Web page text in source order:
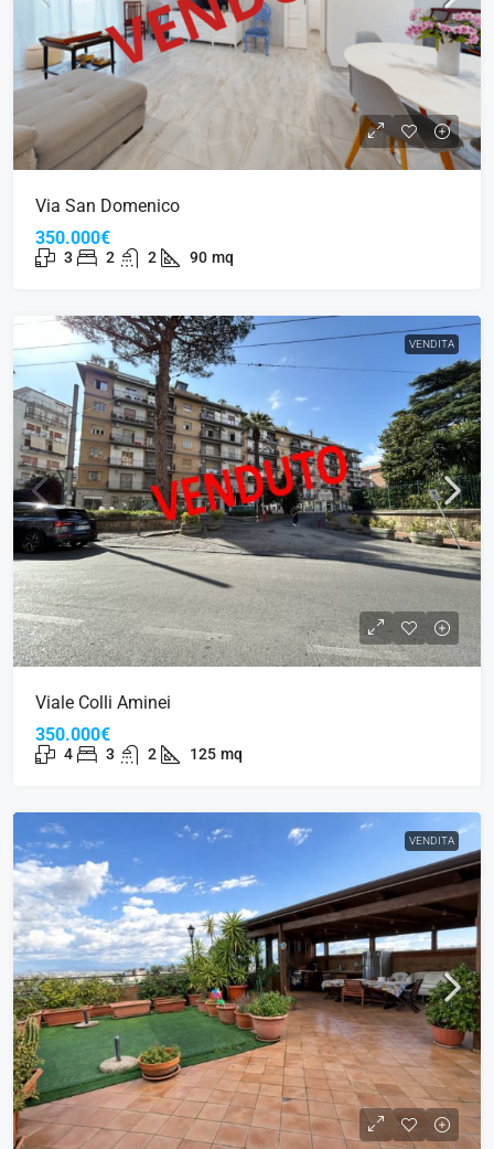
Via San Domenico
350.000€
3 2 2 90 mq
VENDITA
Viale Colli Aminei
350.000€
4 3 2 125 mq
VENDITA